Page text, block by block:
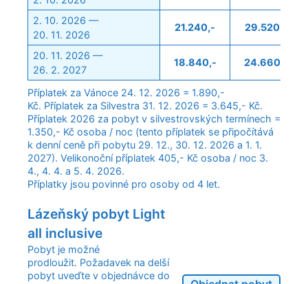
2. 10. 2026 —
20. 11. 2026
21.240,- 29.520,-
20. 11. 2026 —
26. 2. 2027
18.840,- 24.660,-
Příplatek za Vánoce 24. 12. 2026 = 1.890,-
Kč. Příplatek za Silvestra 31. 12. 2026 = 3.645,- Kč.
Příplatek 2026 za pobyt v silvestrovských termínech =
1.350,- Kč osoba / noc (tento příplatek se připočítává
k denní ceně při pobytu 29. 12., 30. 12. 2026 a 1. 1.
2027). Velikonoční příplatek 405,- Kč osoba / noc 3.
4., 4. 4. a 5. 4. 2026.
Příplatky jsou povinné pro osoby od 4 let.
Lázeňský pobyt Light
all inclusive
Pobyt je možné
prodloužit. Požadavek na delší
pobyt uveďte v objednávce do